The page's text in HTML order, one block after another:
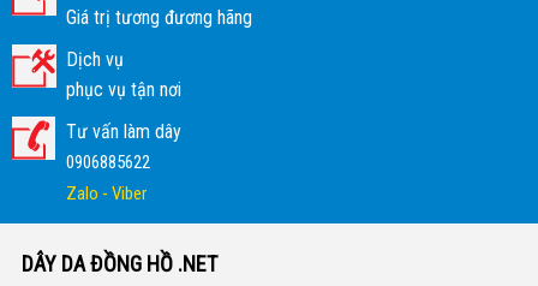
Giá trị tương đương hãng
Dịch vụ
phục vụ tận nơi
Tư vấn làm dây
0906885622
Zalo - Viber
DÂY DA ĐỒNG HỒ .NET